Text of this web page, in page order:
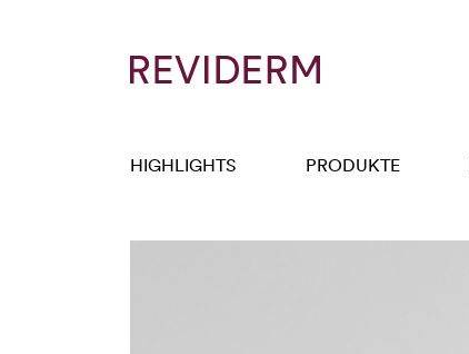
HIGHLIGHTS PRODUKTE